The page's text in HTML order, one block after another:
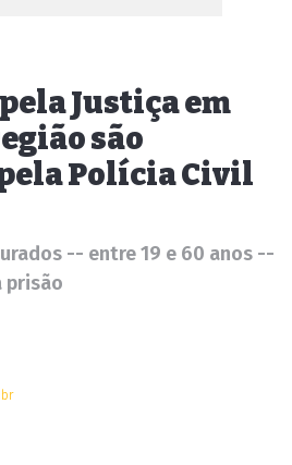
Justiça em
são
Polícia Civil
-- entre 19 e 60 anos --
prisão